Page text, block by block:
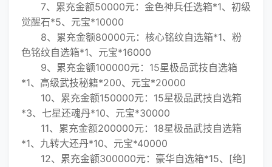
7、累充金额50000元：金色神兵任选箱*1、初级
觉醒石*5、元宝*10000
8、累充金额80000元：核心铭纹自选箱*1、粉
色铭纹自选箱*1、元宝*16000
9、累充金额100000元：15星极品武技自选箱
*1、高级武技秘籍*200、元宝*20000
10、累充金额150000元：15星极品武技自选箱
*3、七星还魂丹*10、元宝*30000
11、累充金额200000元：18星极品武技自选箱
*1、九转大还丹*10、元宝*40000
12、累充金额300000元：豪华自选箱*15、[绝]